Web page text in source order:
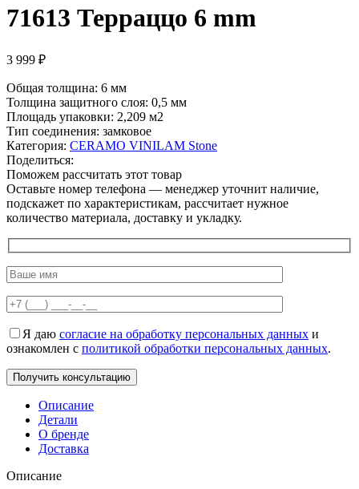
71613 Терраццо 6 mm
3 999 ₽
Общая толщина: 6 мм
Толщина защитного слоя: 0,5 мм
Площадь упаковки: 2,209 м2
Тип соединения: замковое
Категория: CERAMO VINILAM Stone
Поделиться:
Поможем рассчитать этот товар
Оставьте номер телефона — менеджер уточнит наличие,
подскажет по характеристикам, рассчитает нужное
количество материала, доставку и укладку.
Я даю согласие на обработку персональных данных и
ознакомлен с политикой обработки персональных данных.
Описание
Детали
О бренде
Доставка
Описание